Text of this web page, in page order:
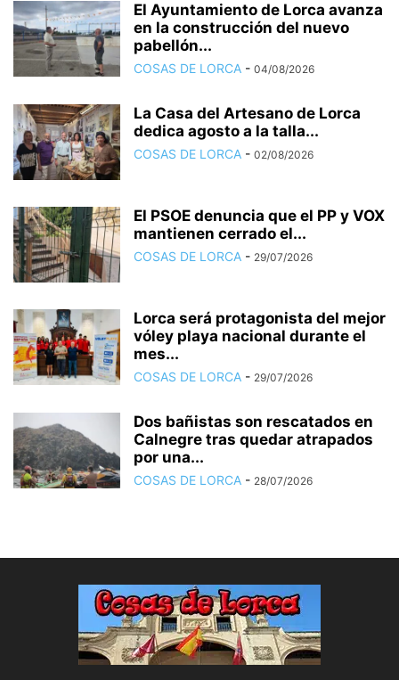
El Ayuntamiento de Lorca avanza
en la construcción del nuevo
pabellón...
COSAS DE LORCA - 04/08/2026
La Casa del Artesano de Lorca
dedica agosto a la talla...
COSAS DE LORCA - 02/08/2026
El PSOE denuncia que el PP y VOX
mantienen cerrado el...
COSAS DE LORCA - 29/07/2026
Lorca será protagonista del mejor
vóley playa nacional durante el
mes...
COSAS DE LORCA - 29/07/2026
Dos bañistas son rescatados en
Calnegre tras quedar atrapados
por una...
COSAS DE LORCA - 28/07/2026